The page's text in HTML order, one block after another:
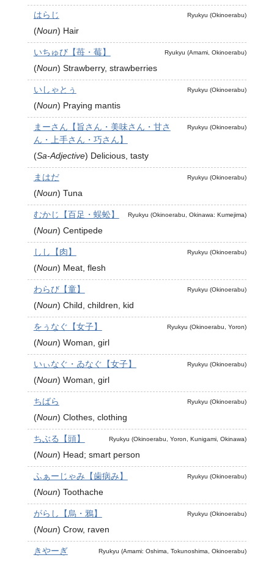
Ryukyu (Okinoerabu)
はらじ
(Noun) Hair
Ryukyu (Amami, Okinoerabu)
いちゅび【苺・莓】
(Noun) Strawberry, strawberries
Ryukyu (Okinoerabu)
いしゃとぅ
(Noun) Praying mantis
Ryukyu (Okinoerabu)
まーさん【旨さん・美味さん・甘さ
ん・上手さん・巧さん】
(Sa-Adjective) Delicious, tasty
Ryukyu (Okinoerabu)
まはだ
(Noun) Tuna
Ryukyu (Okinoerabu, Okinawa: Kumejima)
むかじ【百足・蜈蚣】
(Noun) Centipede
Ryukyu (Okinoerabu)
しし【肉】
(Noun) Meat, flesh
Ryukyu (Okinoerabu)
わらび【童】
(Noun) Child, children, kid
Ryukyu (Okinoerabu, Yoron)
をぅなぐ【女子】
(Noun) Woman, girl
Ryukyu (Okinoerabu)
いぃなぐ・ゐなぐ【女子】
(Noun) Woman, girl
Ryukyu (Okinoerabu)
ちばら
(Noun) Clothes, clothing
Ryukyu (Okinoerabu, Yoron, Kunigami, Okinawa)
ちぶる【頭】
(Noun) Head; smart person
Ryukyu (Okinoerabu)
ふぁーじゃみ【歯病み】
(Noun) Toothache
Ryukyu (Okinoerabu)
がらし【烏・鴉】
(Noun) Crow, raven
Ryukyu (Amami: Oshima, Tokunoshima, Okinoerabu)
きやーぎ